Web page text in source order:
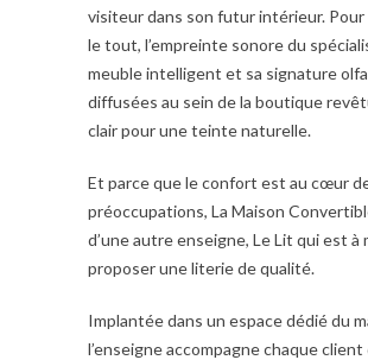
visiteur dans son futur intérieur.
le tout, l’empreinte sonore du
meuble intelligent et sa signature
diffusées au sein de la boutique
clair pour une teinte naturelle.
Et parce que le confort est au cœur
préoccupations, La Maison
d’une autre enseigne, Le Lit qui est à
proposer une literie de qualité.
Implantée dans un espace dédié du
l’enseigne accompagne chaque client